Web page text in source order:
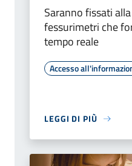
Saranno fissati
fessurimetri che
tempo reale
Accesso
LEGGI DI PIÙ